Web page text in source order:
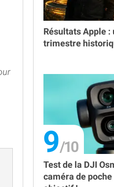
Résultats Apple :
trimestre
9
Test de la DJI
caméra de